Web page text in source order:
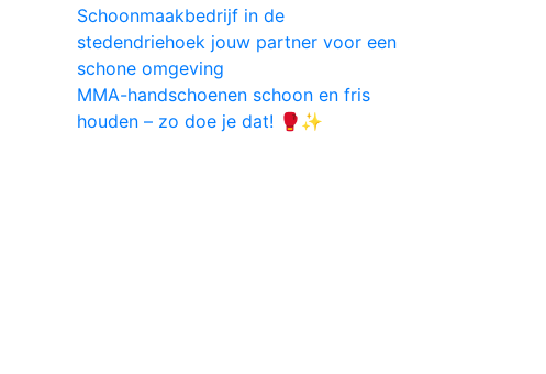
Schoonmaakbedrijf in de
stedendriehoek jouw partner voor een
schone omgeving
MMA-handschoenen schoon en fris
houden – zo doe je dat! 🥊✨